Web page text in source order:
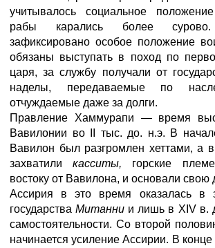
учитывалось социальное
рабы карались более
зафиксировано особое положение
обязаны выступать в поход по
царя, за службу получали от
наделы, передаваемые по
отчуждаемые даже за долги.
Правление Хаммурапи — время
Вавилонии во II тыс. до. н.э. В
Вавилон был разгромлен хеттами, а
захватиликасситы, горские
востоку от Вавилона, и основали свою
Ассирия в это время оказалась в
государстваМитанни и лишь в XIV в.
самостоятельности. Со второй
начинается усиление Ассирии. В